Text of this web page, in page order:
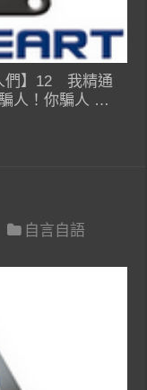
們】12 我精通
人！你騙人 …
自言自語